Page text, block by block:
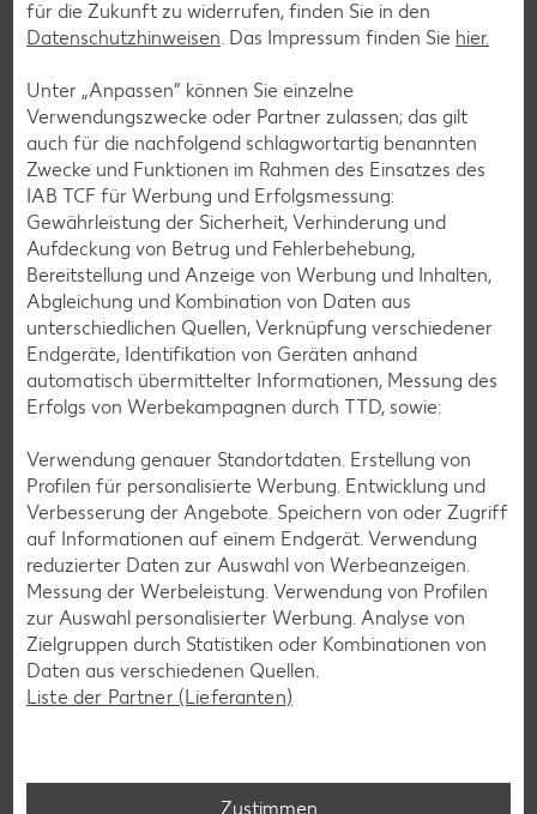
Zurück zu allen Rezepten
Glutenfreie Rezepte
Wer auf Gluten verzichtet, muss nicht automatisch auf
Vielfalt und Geschmack verzichten. Ob süß oder herzhaft –
mit unseren glutenfreien Rezepten zauberst du dir Gerichte,
die nicht nur verträglich, sondern auch richtig lecker sind.
Rezepte entdecken
für die Zukunft zu widerrufen, finden Sie in den
Datenschutzhinweisen . Das Impressum finden Sie hier.
Unter „Anpassen“ können Sie einzelne
Verwendungszwecke oder Partner zulassen; das gilt
auch für die nachfolgend schlagwortartig benannten
Zwecke und Funktionen im Rahmen des Einsatzes des
IAB TCF für Werbung und Erfolgsmessung:
Gewährleistung der Sicherheit, Verhinderung und
Aufdeckung von Betrug und Fehlerbehebung,
Bereitstellung und Anzeige von Werbung und Inhalten,
Abgleichung und Kombination von Daten aus
unterschiedlichen Quellen, Verknüpfung verschiedener
Endgeräte, Identifikation von Geräten anhand
automatisch übermittelter Informationen, Messung des
Erfolgs von Werbekampagnen durch TTD, sowie:
Verwendung genauer Standortdaten. Erstellung von
Profilen für personalisierte Werbung. Entwicklung und
Verbesserung der Angebote. Speichern von oder Zugriff
auf Informationen auf einem Endgerät. Verwendung
reduzierter Daten zur Auswahl von Werbeanzeigen.
Messung der Werbeleistung. Verwendung von Profilen
zur Auswahl personalisierter Werbung. Analyse von
Zielgruppen durch Statistiken oder Kombinationen von
Daten aus verschiedenen Quellen.
Liste der Partner (Lieferanten)
Zustimmen